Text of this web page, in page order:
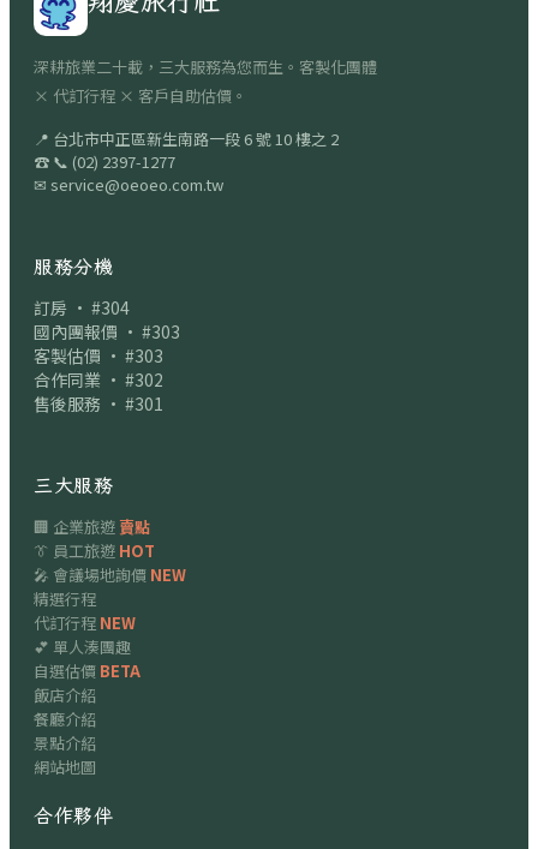
深耕旅業二十載，三大服務為您而生。客製化團體
× 代訂行程 × 客戶自助估價。
📍 台北市中正區新生南路一段 6 號 10 樓之 2
☎ 📞 (02) 2397-1277
✉ service@oeoeo.com.tw
服務分機
訂房 · #304
國內團報價 · #303
客製估價 · #303
合作同業 · #302
售後服務 · #301
三大服務
🏢 企業旅遊賣點
👔 員工旅遊 HOT
🎤 會議場地詢價 NEW
精選行程
代訂行程 NEW
💕 單人湊團趣
自選估價 BETA
飯店介紹
餐廳介紹
景點介紹
網站地圖
合作夥伴